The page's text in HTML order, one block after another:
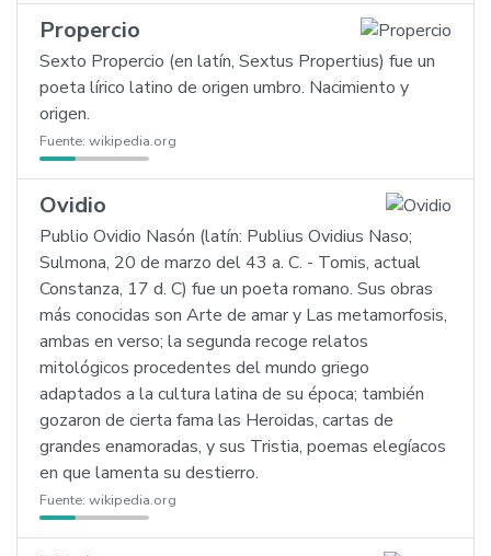
Propercio
Sexto Propercio (en latín, Sextus Propertius) fue un
poeta lírico latino de origen umbro. Nacimiento y
origen.
Fuente: wikipedia.org
Ovidio
Publio Ovidio Nasón (latín: Publius Ovidius Naso;
Sulmona, 20 de marzo del 43 a. C. - Tomis, actual
Constanza, 17 d. C) fue un poeta romano. Sus obras
más conocidas son Arte de amar y Las metamorfosis,
ambas en verso; la segunda recoge relatos
mitológicos procedentes del mundo griego
adaptados a la cultura latina de su época; también
gozaron de cierta fama las Heroidas, cartas de
grandes enamoradas, y sus Tristia, poemas elegíacos
en que lamenta su destierro.
Fuente: wikipedia.org